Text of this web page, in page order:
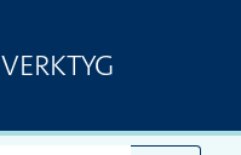
VERKTYG